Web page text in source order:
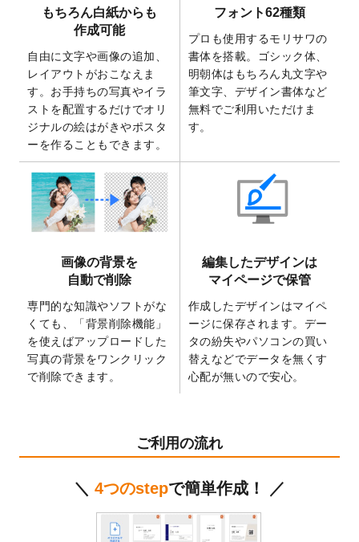
2025/7/30
キャンバスプリントのデザインテンプレー
トを追加いたしました。
2025/6/30
暑中見舞いのデザインテンプレートを追加
しました。
2025/6/27
キャンバスプリントのデザインテンプレー
トを追加いたしました。
2025/6/24
2026年版1月始まりのカレンダーデザイン
テンプレートを公開いたしました。
2025/6/9
「背景削除機能
」を実装しました。
2025/4/3
DMのデザインテンプレートを追加しまし
た。
を追加しました。
マスキングテープのデザインテンプレート
を追加しました。
2025/1/15
配置できるデータ形式が増えました。
（pdf、psd、eps、tifに対応）
2024/12/24
2025年版4月始まりのカレンダーデザイン
箔押し年賀状のデザインテンプレート
ステッカーのデザインテンプレート
しました。
2025年巳年の年賀状デザインテンプレート
もちろん白紙からも
作成可能
自由に文字や画像の追加、
レイアウトがおこなえま
す。お手持ちの写真やイラ
ストを配置するだけでオリ
ジナルの絵はがきやポスタ
ーを作ることもできます。
フォント62種類
プロも使用するモリサワの
書体を搭載。ゴシック体、
明朝体はもちろん丸文字や
筆文字、デザイン書体など
無料でご利用いただけま
す。
画像の背景を
自動で削除
専門的な知識やソフトがな
くても、「背景削除機能」
を使えばアップロードした
写真の背景をワンクリック
で削除できます。
編集したデザインは
マイページで保管
作成したデザインはマイペ
ージに保存されます。デー
タの紛失やパソコンの買い
替えなどでデータを無くす
心配が無いので安心。
ご利用の流れ
＼ 4つのstepで簡単作成！ ／